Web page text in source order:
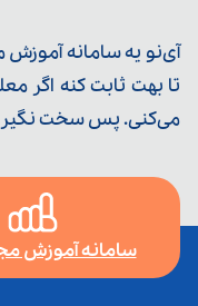
آی‌نو یه سامانه
تا بهت ثابت کنه اگر
می‌کنی. پس سخت نگیر،
سامانه آموزش